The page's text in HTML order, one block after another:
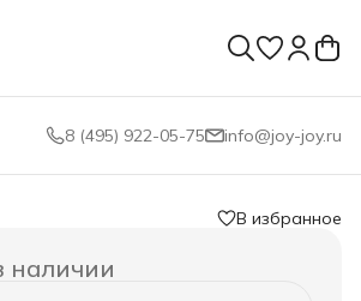
8 (495) 922-05-75 info@joy-joy.ru
В избранное
наличии